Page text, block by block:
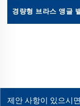
경량형 브라스 앵글
제안 사항이 있으시